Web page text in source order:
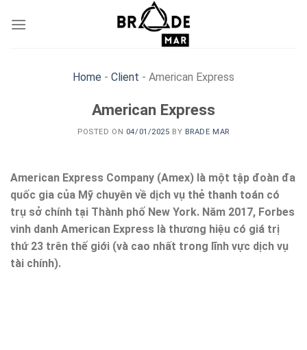
Home - Client - American Express
American Express
POSTED ON 04/01/2025 BY BRADE MAR
American Express Company (Amex) là một tập đoàn đa
quốc gia của Mỹ chuyên về dịch vụ thẻ thanh toán có
trụ sở chính tại Thành phố New York. Năm 2017, Forbes
vinh danh American Express là thương hiệu có giá trị
thứ 23 trên thế giới (và cao nhất trong lĩnh vực dịch vụ
tài chính).